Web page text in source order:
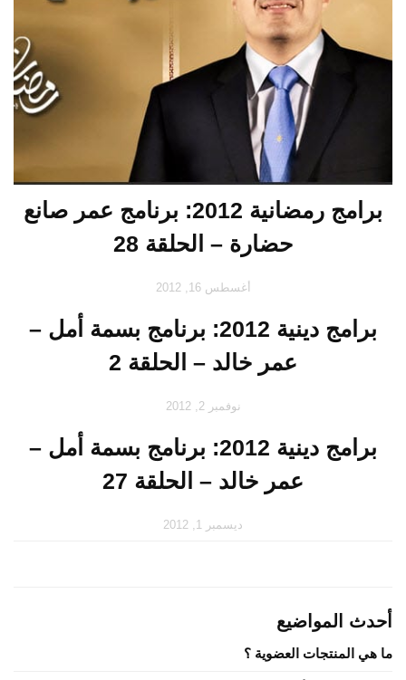
برامج رمضانية 2012: برنامج عمر صانع
حضارة – الحلقة 28
أغسطس 16, 2012
برامج دينية 2012: برنامج بسمة أمل –
عمر خالد – الحلقة 2
نوفمبر 2, 2012
برامج دينية 2012: برنامج بسمة أمل –
عمر خالد – الحلقة 27
ديسمبر 1, 2012
أحدث المواضيع
ما هي المنتجات العضوية ؟